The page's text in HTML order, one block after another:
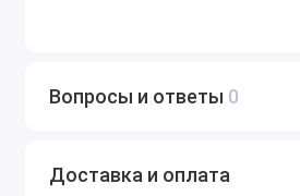
Вопросы и ответы 0
Доставка и оплата